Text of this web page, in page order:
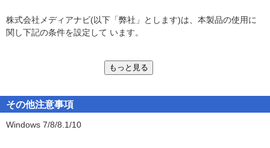
なモニター
●その他注意事項
・Windows 8.1、Windows 8では、デスクトップモードで動作しま
■サポート窓口■
株式会社メディアナビ
株式会社メディアナビ(以下「弊社」とします)は、本製品の使用に
関し下記の条件を設定して います。
ん。
3. 本製品の全部または一部を無断で複製・転載したり、第三者に販
売・譲渡することはできません。
もっと見る
その他注意事項
Windows 7/8/8.1/10